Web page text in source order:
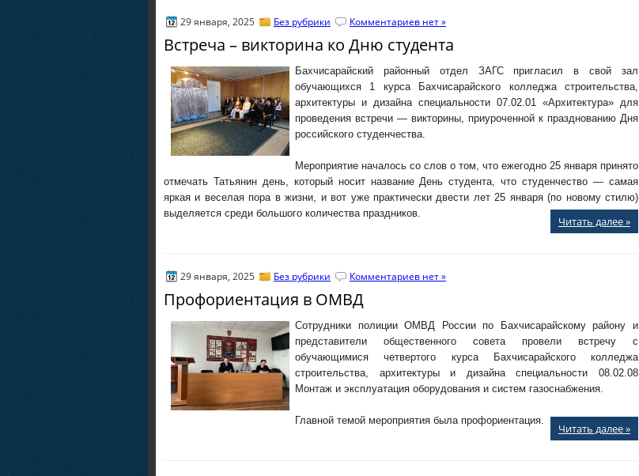
29 января, 2025 Без рубрики Комментариев нет »
Встреча – викторина ко Дню студента
Бахчисарайский районный отдел ЗАГС пригласил в свой зал
обучающихся 1 курса Бахчисарайского колледжа строительства,
архитектуры и дизайна специальности 07.02.01 «Архитектура» для
проведения встречи — викторины, приуроченной к празднованию Дня
российского студенчества.
Мероприятие началось со слов о том, что ежегодно 25 января принято
отмечать Татьянин день, который носит название День студента, что студенчество — самая
яркая и веселая пора в жизни, и вот уже практически двести лет 25 января (по новому стилю)
выделяется среди большого количества праздников.
Читать далее »
29 января, 2025 Без рубрики Комментариев нет »
Профориентация в ОМВД
Сотрудники полиции ОМВД России по Бахчисарайскому району и
представители общественного совета провели встречу с
обучающимися четвертого курса Бахчисарайского колледжа
строительства, архитектуры и дизайна специальности 08.02.08
Монтаж и эксплуатация оборудования и систем газоснабжения.
Главной темой мероприятия была профориентация.
Читать далее »